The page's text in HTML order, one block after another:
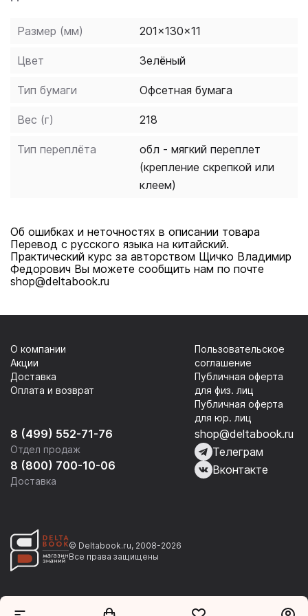
Размер (мм) 201x130x11
Цвет Зелёный
Тип бумаги Офсетная бумага
Вес (г) 218
Тип переплёта
обл - мягкий переплет
(крепление скрепкой или
клеем)
Об ошибках и неточностях в описании товара
Перевод с русского языка на китайский.
Практический курс за авторством Щичко Владимир
Федорович Вы можете сообщить нам по почте
shop@deltabook.ru
8 (499) 552-71-76
Отдел продаж
8 (800) 700-10-06
Доставка
О компании
Акции
Доставка
Оплата и возврат
Пользовательское
соглашение
Публичная оферта
для физ. лиц
Публичная оферта
для юр. лиц
shop@deltabook.ru
Телеграм
Вконтакте
© Deltabook.ru, 2008-2026
Все права защищены